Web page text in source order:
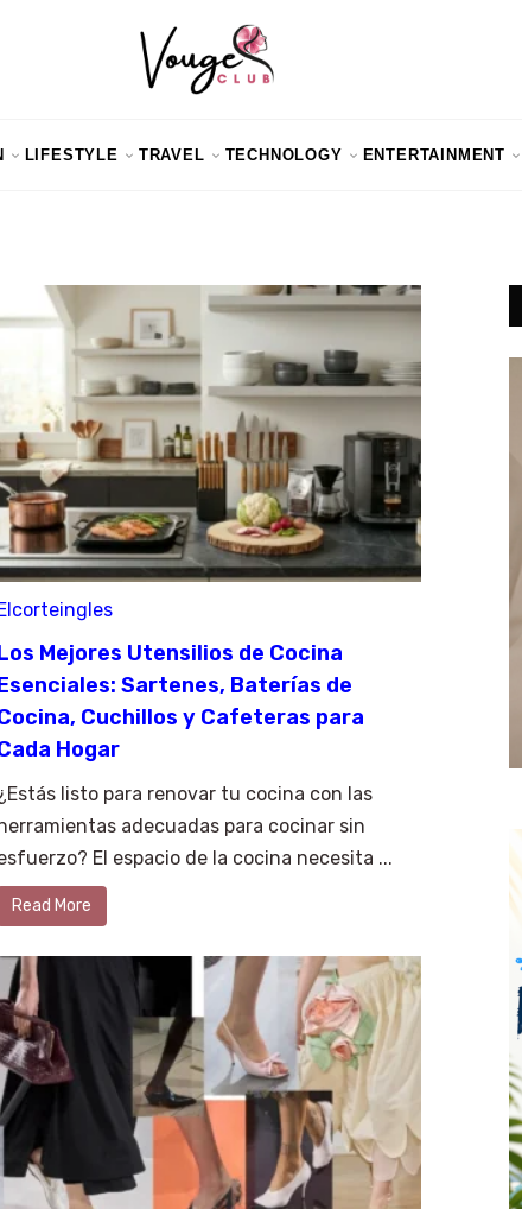
LIFESTYLE TRAVEL TECHNOLOGY ENTERTAINMENT
Mejores Utensilios de Cocina
Sartenes, Baterías de
Cuchillos y Cafeteras para
Hogar
listo para renovar tu cocina con las
adecuadas para cocinar sin
El espacio de la cocina necesita ...
Read More